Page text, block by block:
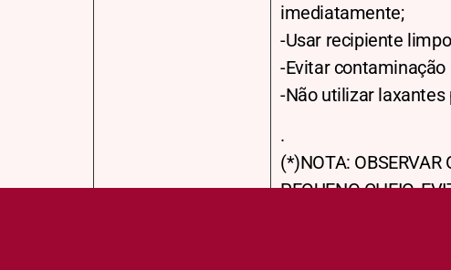
imediatamente;
-Usar recipiente
-Evitar contaminação
-Não utilizar laxantes
.
(*)NOTA: OBSERVAR
PEQUENO CHEIO,